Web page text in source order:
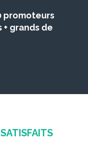
promoteurs
grands de